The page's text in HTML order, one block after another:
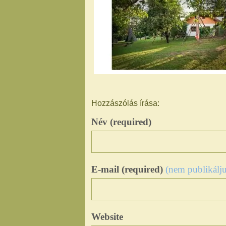
Hozzászólás írása:
Név (required)
E-mail (required) (nem
Website